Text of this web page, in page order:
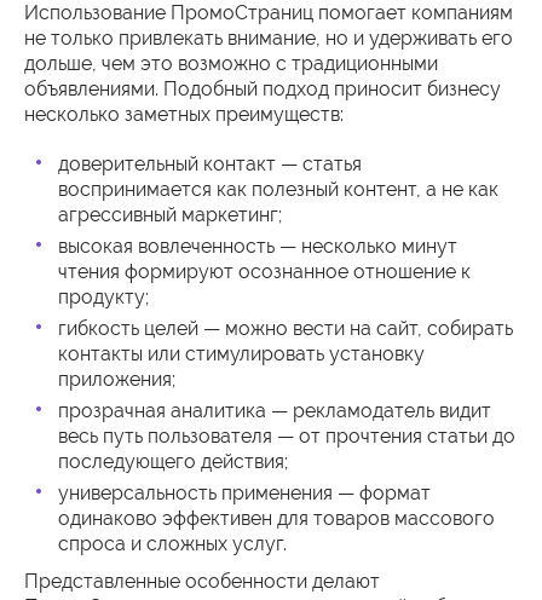
Использование ПромоСтраниц помогает компаниям
не только привлекать внимание, но и удерживать его
дольше, чем это возможно с традиционными
объявлениями. Подобный подход приносит бизнесу
несколько заметных преимуществ:
доверительный контакт — статья
воспринимается как полезный контент, а не как
агрессивный маркетинг;
высокая вовлеченность — несколько минут
чтения формируют осознанное отношение к
продукту;
гибкость целей — можно вести на сайт, собирать
контакты или стимулировать установку
приложения;
прозрачная аналитика — рекламодатель видит
весь путь пользователя — от прочтения статьи до
последующего действия;
универсальность применения — формат
одинаково эффективен для товаров массового
спроса и сложных услуг.
Представленные особенности делают